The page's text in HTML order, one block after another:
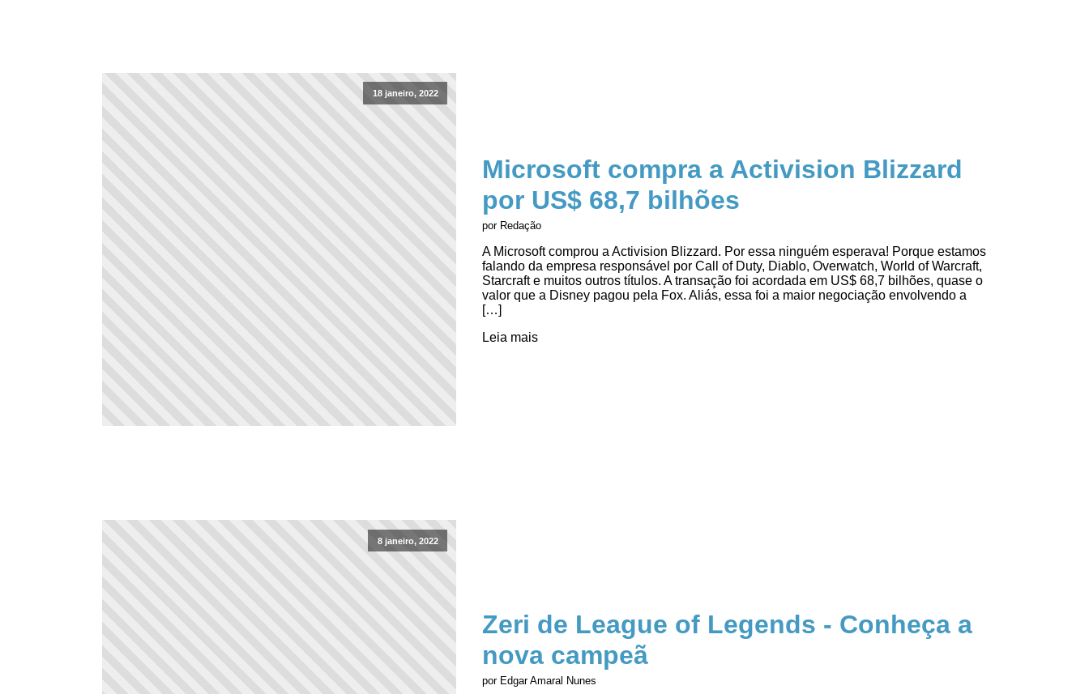
18 janeiro, 2022
Microsoft compra a Activision Blizzard
por US$ 68,7 bilhões
por Redação
A Microsoft comprou a Activision Blizzard. Por essa ninguém esperava! Porque estamos
falando da empresa responsável por Call of Duty, Diablo, Overwatch, World of Warcraft,
Starcraft e muitos outros títulos. A transação foi acordada em US$ 68,7 bilhões, quase o
valor que a Disney pagou pela Fox. Aliás, essa foi a maior negociação envolvendo a
[…]
Leia mais
8 janeiro, 2022
Zeri de League of Legends - Conheça a
nova campeã
por Edgar Amaral Nunes